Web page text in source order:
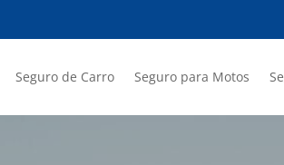
Seguro de Carro Seguro para Motos